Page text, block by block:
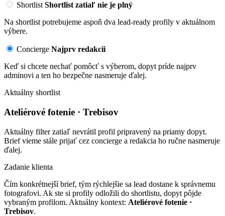
Shortlist Shortlist zatiaľ nie je plný
Na shortlist potrebujeme aspoň dva lead-ready profily v aktuálnom
výbere.
Concierge Najprv redakcii
Keď si chcete nechať pomôcť s výberom, dopyt príde najprv
adminovi a ten ho bezpečne nasmeruje ďalej.
Aktuálny shortlist
Ateliérové fotenie · Trebisov
Aktuálny filter zatiaľ nevrátil profil pripravený na priamy dopyt.
Brief vieme stále prijať cez concierge a redakcia ho ručne nasmeruje
ďalej.
Zadanie klienta
Čím konkrétnejší brief, tým rýchlejšie sa lead dostane k správnemu
fotografovi. Ak ste si profily odložili do shortlistu, dopyt pôjde
vybraným profilom. Aktuálny kontext: Ateliérové fotenie ·
Trebisov.